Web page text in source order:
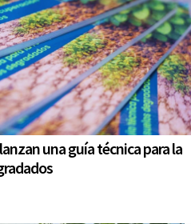
una guía técnica para la